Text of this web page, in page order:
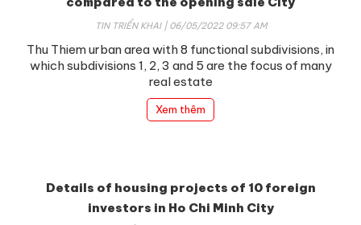
#ĐĂNG KÍ TƯ VẤN NGAY
Email
TIN TRIỂN KHAI | 06/05/2022 09:57 AM
Thu Thiem urban area with 8 functional subdivisions, in
which subdivisions 1, 2, 3 and 5 are the focus of many
real estate
Xem thêm
Details of housing projects of 10 foreign
investors in Ho Chi Minh City